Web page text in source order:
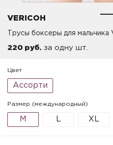
VERICOH
Трусы боксеры для мальчика
220 руб. за одну шт.
Цвет
Ассорти
Размер (международный)
M L XL